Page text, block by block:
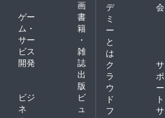
画
ゲー
ム・
サー
ビス
開発
書
籍
・
雑
誌
出
版
ビジ
ネ
ビ
ュ
デ
ミ
ー
と
は
会
ク
ラ
ウ
ド
フ
サ
ポ
ー
ト
サ